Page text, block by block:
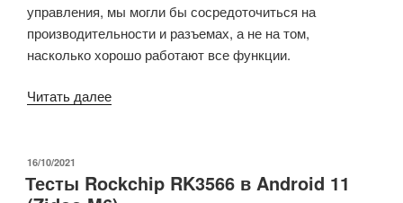
управления, мы могли бы сосредоточиться на
производительности и разъемах, а не на том,
насколько хорошо работают все функции.
Читать далее«Обзор
Android
ОПУБЛИКОВАНО
16/10/2021
Тесты Rockchip RK3566 в Android 11